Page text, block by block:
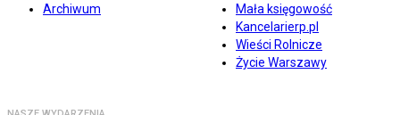
Archiwum
Mała księgowość
Kancelarierp.pl
Wieści Rolnicze
Życie Warszawy